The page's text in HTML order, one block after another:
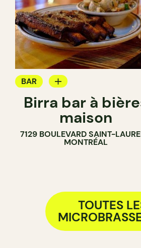
BAR
BRASSERIE
Birra bar à
maison
7129 BOULEVARD SAINT-
MONTRÉAL
TOUTES